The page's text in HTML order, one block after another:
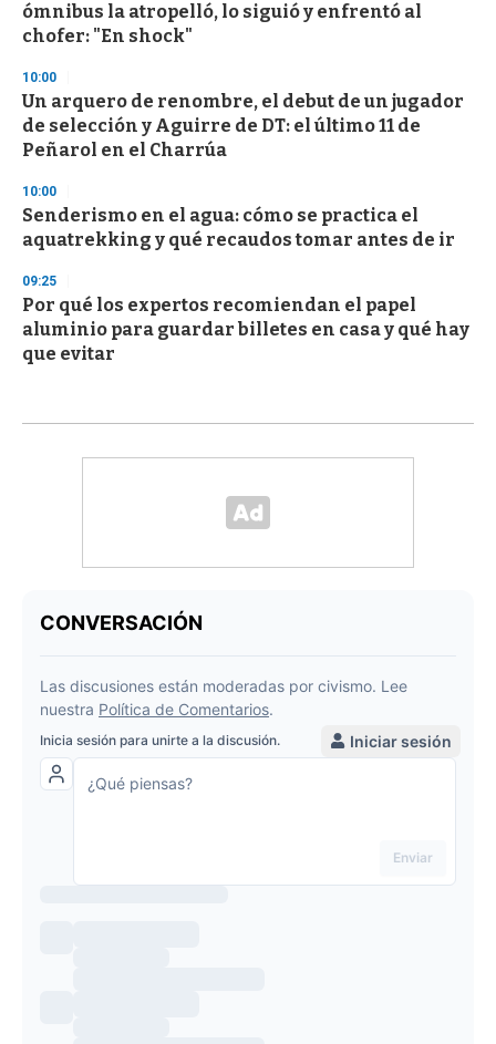
ómnibus la atropelló, lo siguió y enfrentó al
chofer: "En shock"
10:00
Un arquero de renombre, el debut de un jugador
de selección y Aguirre de DT: el último 11 de
Peñarol en el Charrúa
10:00
Senderismo en el agua: cómo se practica el
aquatrekking y qué recaudos tomar antes de ir
09:25
Por qué los expertos recomiendan el papel
aluminio para guardar billetes en casa y qué hay
que evitar